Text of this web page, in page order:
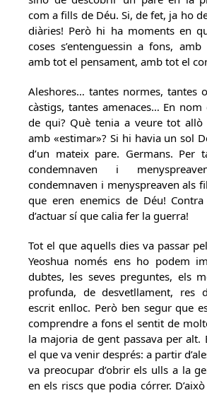
com a fills de Déu. Si, de fet, ja ho
diàries! Però hi ha moments en
coses s’entenguessin a fons,
amb tot el pensament, amb tot el
Aleshores… tantes normes, tantes
càstigs, tantes amenaces… En nom
de qui? Què tenia a veure tot allò
amb «estimar»? Si hi havia un sol
d’un mateix pare. Germans. Per
condemnaven i
condemnaven i menyspreaven als
que eren enemics de Déu!
d’actuar sí que calia fer la guerra!
Tot el que aquells dies va passar
Yeoshua només ens ho podem
dubtes, les seves preguntes, els
profunda, de desvetllament, res
escrit enlloc. Però ben segur que
comprendre a fons el sentit de
la majoria de gent passava per alt.
el que va venir després: a partir
va preocupar d’obrir els ulls a la
en els riscs que podia córrer.